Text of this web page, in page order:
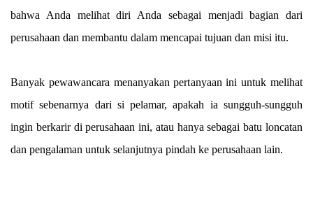
bahwa Anda melihat diri Anda sebagai menjadi bagian dari
perusahaan dan membantu dalam mencapai tujuan dan misi itu.
Banyak pewawancara menanyakan pertanyaan ini untuk melihat
motif sebenarnya dari si pelamar, apakah ia sungguh-sungguh
ingin berkarir di perusahaan ini, atau hanya sebagai batu loncatan
dan pengalaman untuk selanjutnya pindah ke perusahaan lain.